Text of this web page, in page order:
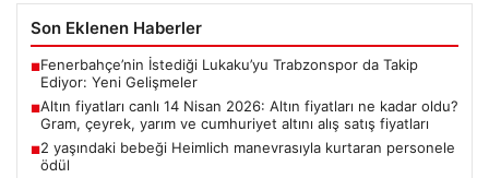
Son Eklenen Haberler
■Fenerbahçe’nin İstediği Lukaku’yu Trabzonspor da Takip
Ediyor: Yeni Gelişmeler
■Altın fiyatları canlı 14 Nisan 2026: Altın fiyatları ne kadar oldu?
Gram, çeyrek, yarım ve cumhuriyet altını alış satış fiyatları
■2 yaşındaki bebeği Heimlich manevrasıyla kurtaran personele
ödül